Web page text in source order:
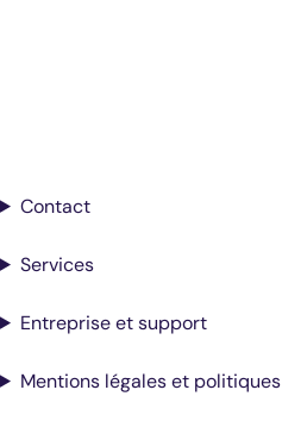
Contact
Services
Entreprise et support
Mentions légales et politiques